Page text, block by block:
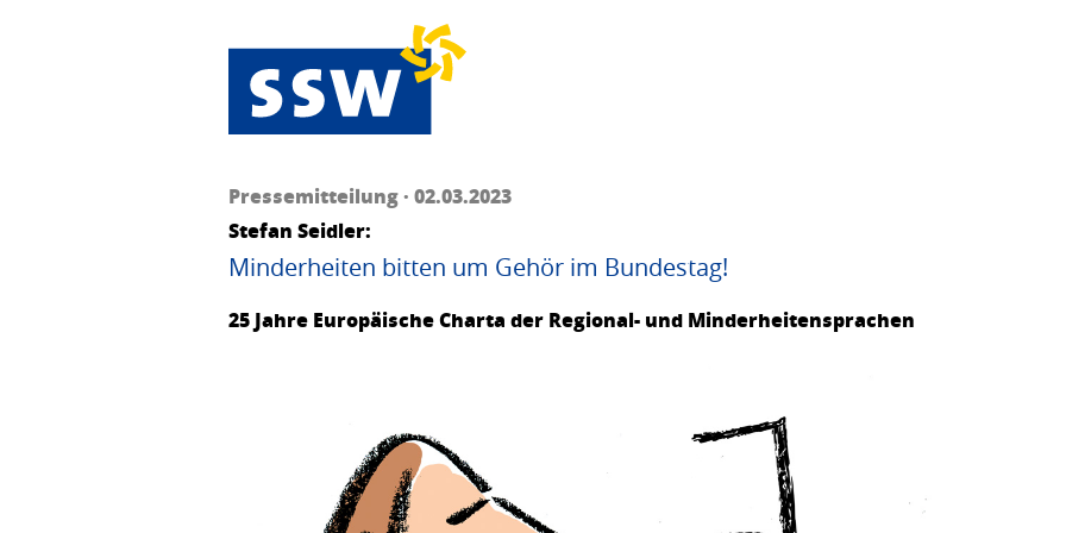
Pressemitteilung · 02.03.2023
Stefan Seidler:
Minderheiten bitten um Gehör im Bundestag!
25 Jahre Europäische Charta der Regional- und Minderheitensprachen